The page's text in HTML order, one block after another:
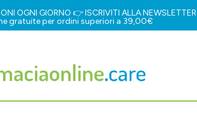
OGNI GIORNO 👉ISCRIVITI ALLA NEWSLETTER
gratuite per ordini superiori a 39,00€